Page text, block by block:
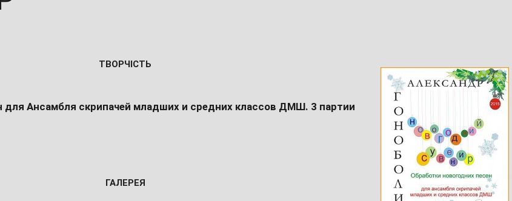
ТВОРЧІСТЬ
ГАЛЕРЕЯ
для Ансамбля скрипачей младших и средних классов ДМШ. 3 партии